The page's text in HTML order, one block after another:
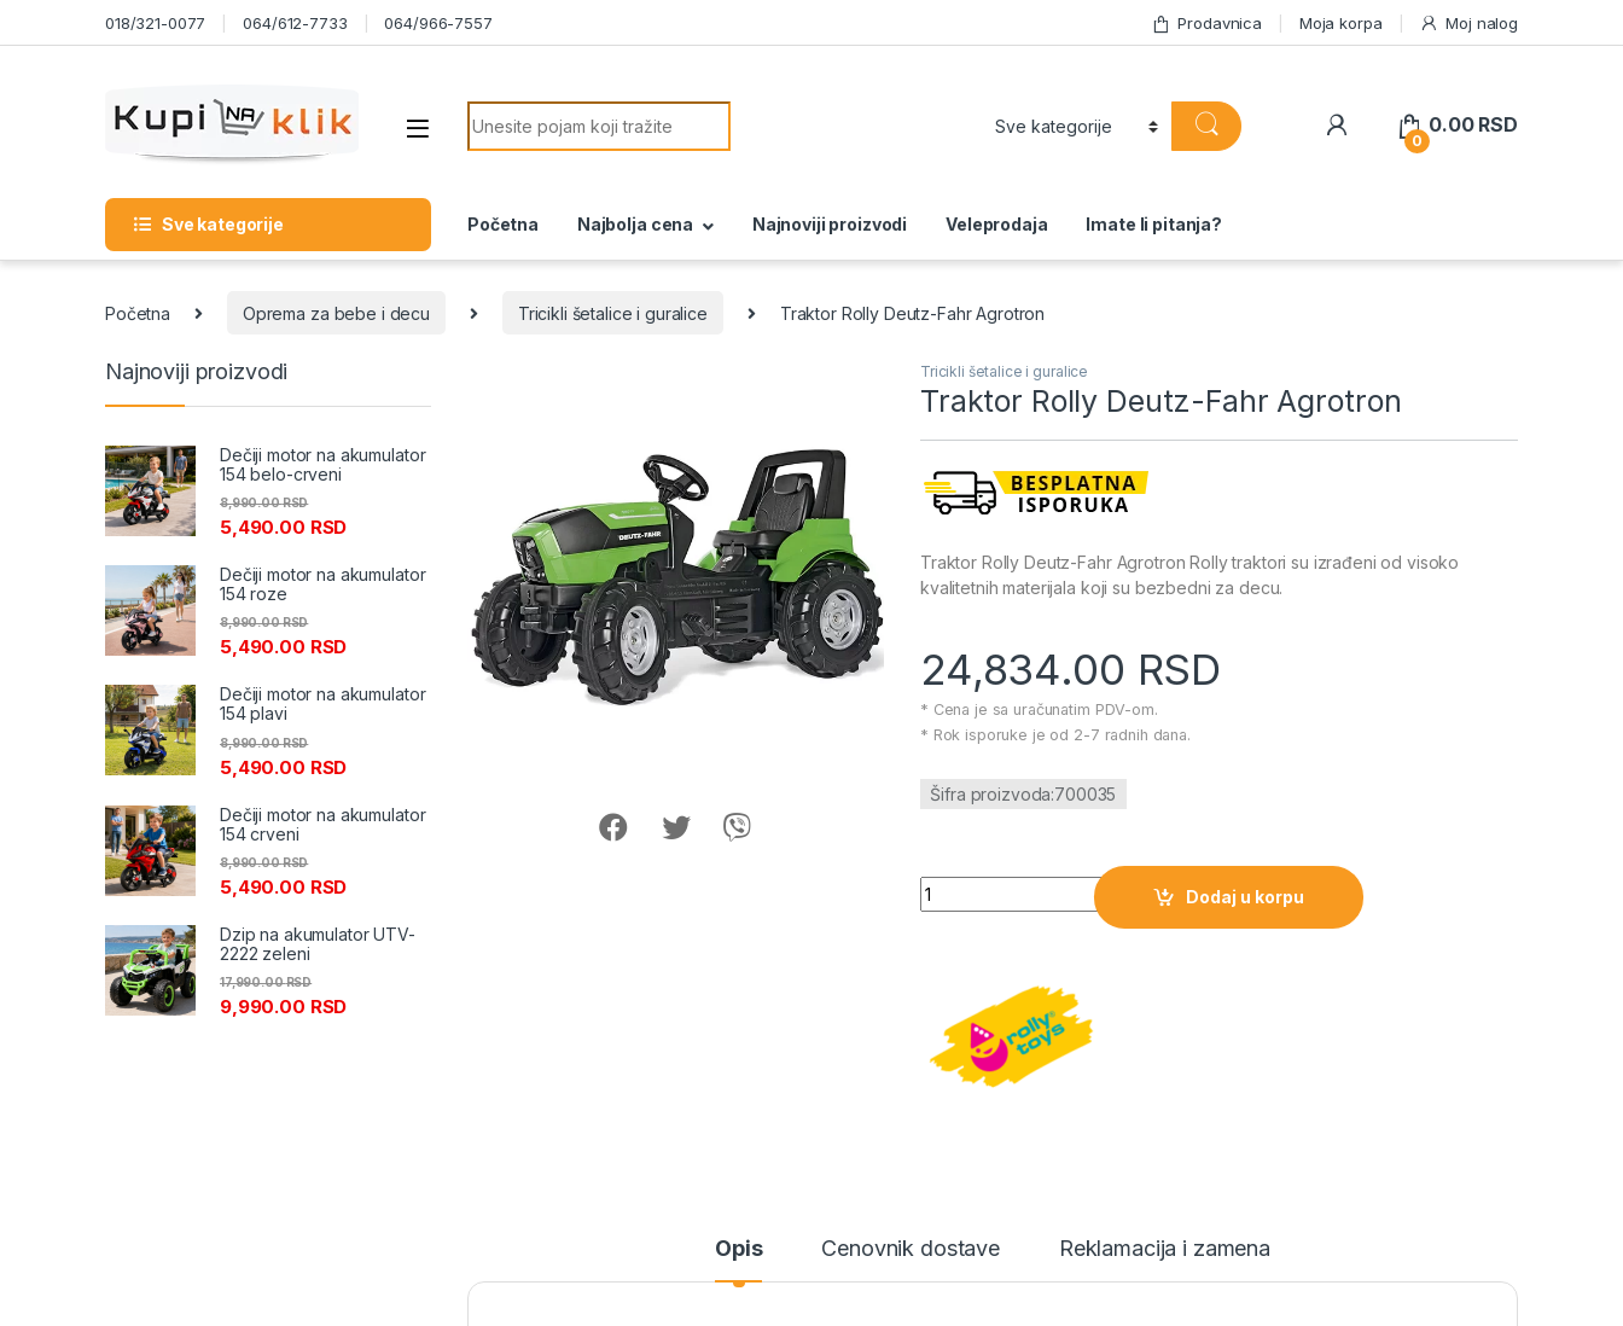
Skip to navigation018/321-0077 064/612-7733 064/966-7557 Prodavnica Moja korpa Moj nalog
Search for:
0
0.00 RSD
Sve kategorije Početna Najbolja cena Najnoviji proizvodi Veleprodaja Imate li pitanja?
Početna Oprema za bebe i decu Tricikli šetalice i guralice Traktor Rolly Deutz-Fahr Agrotron
Tricikli šetalice i guralice
Traktor Rolly Deutz-Fahr Agrotron
Traktor Rolly Deutz-Fahr Agrotron Rolly traktori su izrađeni od visoko
kvalitetnih materijala koji su bezbedni za decu.
24,834.00 RSD
* Cena je sa uračunatim PDV-om.
* Rok isporuke je od 2-7 radnih dana.
Šifra proizvoda:700035
Traktor Rolly Deutz-Fahr Agrotron količina
Dodaj u korpu
Opis Cenovnik dostave Reklamacija i zamena
Najnoviji proizvodi
Dečiji motor na akumulator
154 belo-crveni
5,490.00 RSD
8,990.00RSD
Dečiji motor na akumulator
154 roze
5,490.00 RSD
8,990.00RSD
Dečiji motor na akumulator
154 plavi
5,490.00 RSD
8,990.00RSD
Dečiji motor na akumulator
154 crveni
5,490.00 RSD
8,990.00RSD
Dzip na akumulator UTV-
2222 zeleni
9,990.00 RSD
17,990.00RSD